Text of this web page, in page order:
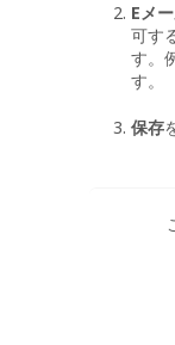
Eメ
可す
す。
す。
保存